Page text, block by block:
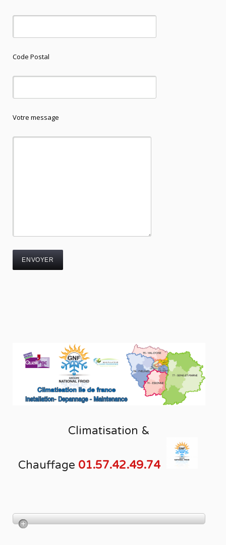
Code Postal
Votre message
Climatisation &
Chauffage 01.57.42.49.74